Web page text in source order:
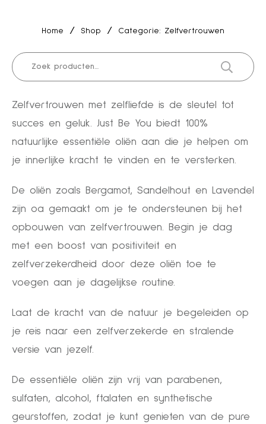
Home / Shop / Categorie: Zelfvertrouwen
Zelfvertrouwen met zelfliefde is de sleutel tot
succes en geluk. Just Be You biedt 100%
natuurlijke essentiële oliën aan die je helpen om
je innerlijke kracht te vinden en te versterken.
De oliën zoals Bergamot, Sandelhout en Lavendel
zijn oa gemaakt om je te ondersteunen bij het
opbouwen van zelfvertrouwen. Begin je dag
met een boost van positiviteit en
zelfverzekerdheid door deze oliën toe te
voegen aan je dagelijkse routine.
Laat de kracht van de natuur je begeleiden op
je reis naar een zelfverzekerde en stralende
versie van jezelf.
De essentiële oliën zijn vrij van parabenen,
sulfaten, alcohol, ftalaten en synthetische
geurstoffen, zodat je kunt genieten van de pure